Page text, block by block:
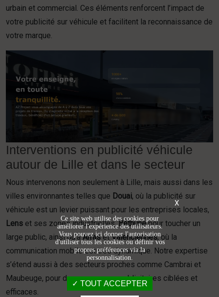
urbain et commercial. Ces éléments renforcent l’impact de
votre publicité sur véhicule et facilitent la reconnaissance de
votre marque.
Interventions en publicité véhicule
autour de Lille et dans le secteur
Nous intervenons non seulement à Lille, mais aussi dans les
villes environnantes telles que Douai, où la publicité sur
véhicule est un levier puissant pour les entreprises locales,
Lens et ses zones industrielles,Béthunepour toucher un
large public, ainsi qu’àArrasetValenciennes, où la
communication mobile est très dynamique. Notre expertise
s’étend aussi à des secteurs proches comme Cambrai et
Maubeuge, pour des campagnes publicitaires ciblées et
efficaces.
X
Ce site web utilise des cookies pour
améliorer l'expérience des utilisateurs.
Vous pouvez ici donner l'autorisation
d'utiliser tous les cookies ou définir vos
propres préférences via la
personnalisation.
TOUT ACCEPTER